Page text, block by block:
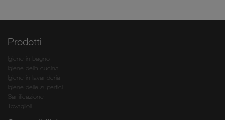
Prodotti
Igiene in bagno
Igiene della cucina
Igiene in lavanderia
Igiene delle superfici
Sanificazione
Tovaglioli